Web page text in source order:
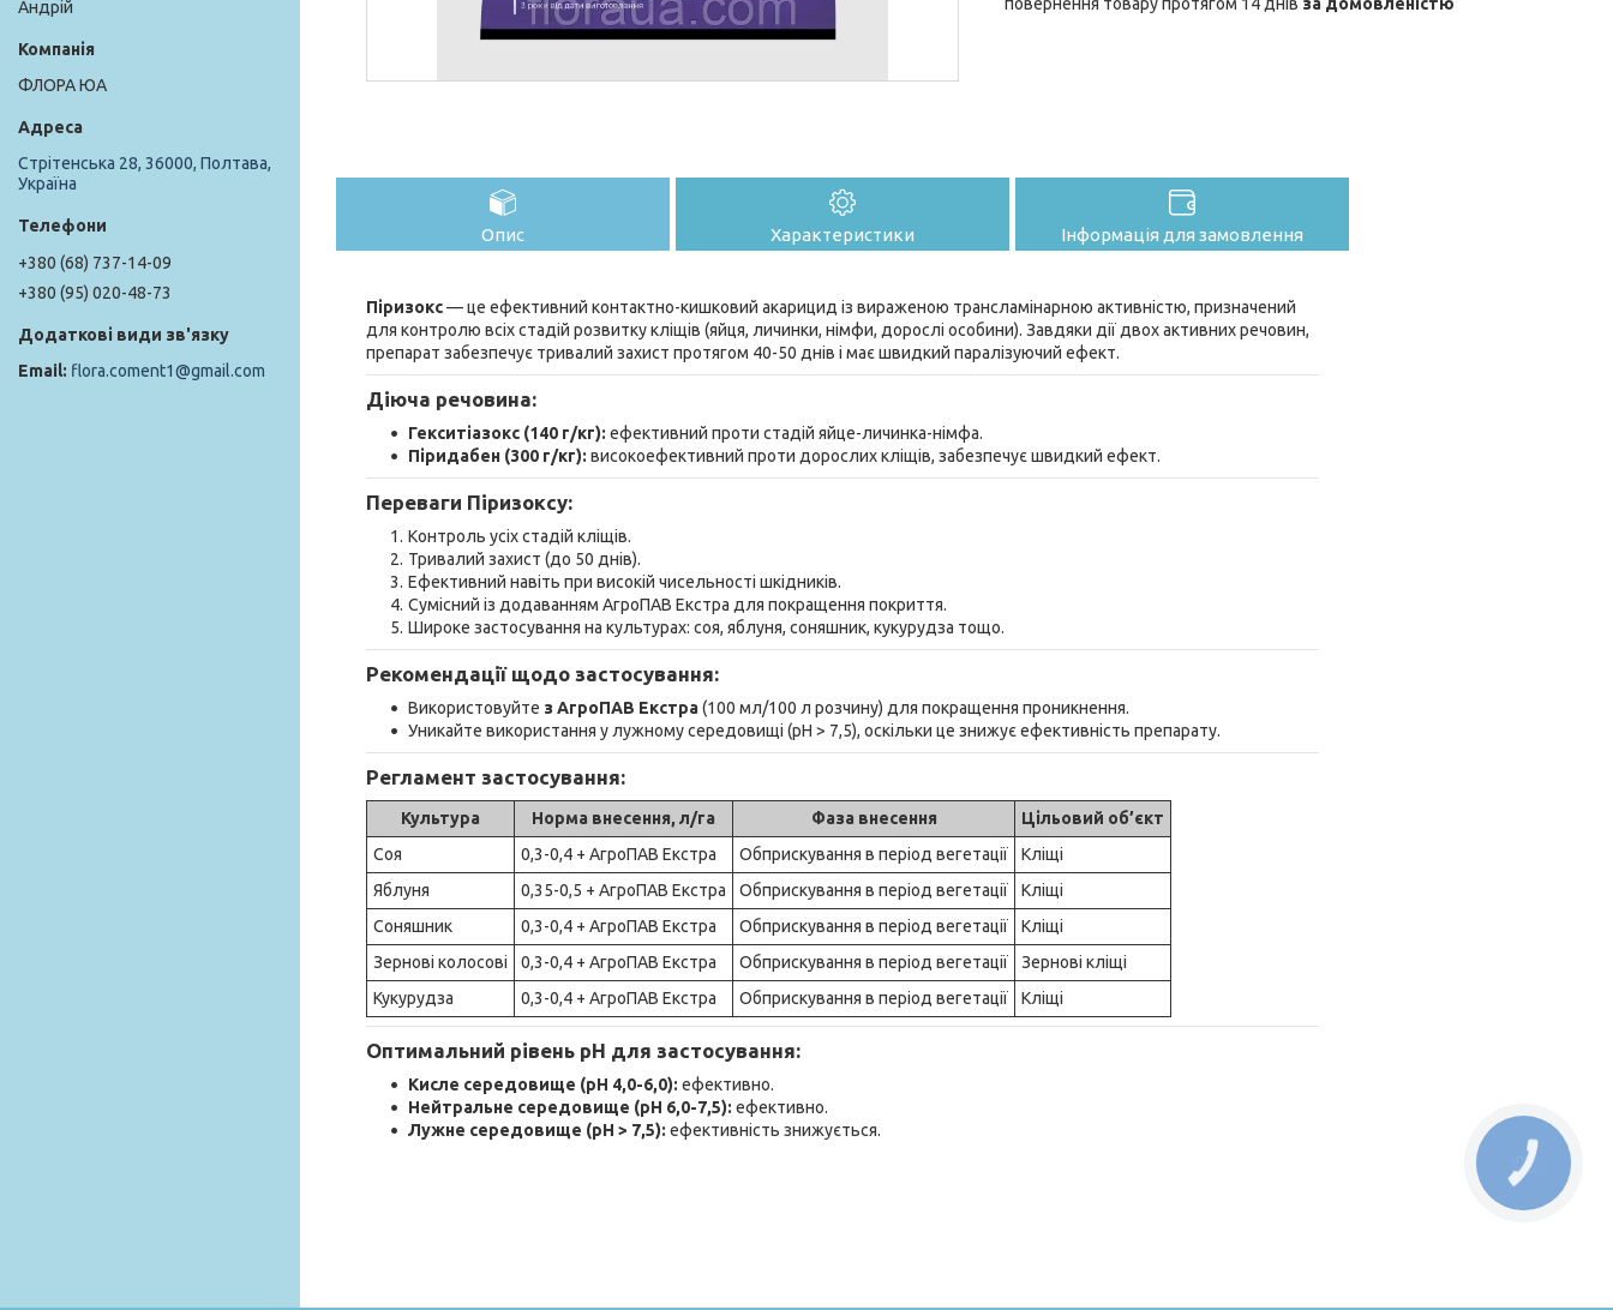
Опис Характеристики Інформація для замовлення
Піризокс— це ефективний контактно-кишковий акарицид із вираженою трансламінарною активністю, призначений
для контролю всіх стадій розвитку кліщів (яйця, личинки, німфи, дорослі особини). Завдяки дії двох активних речовин,
препарат забезпечує тривалий захист протягом 40-50 днів і має швидкий паралізуючий ефект.
Діюча речовина:
Гекситіазокс (140 г/кг): ефективний проти стадій яйце-личинка-німфа.
Піридабен (300 г/кг): високоефективний проти дорослих кліщів, забезпечує швидкий ефект.
Переваги Піризоксу:
Контроль усіх стадій кліщів.
Тривалий захист (до 50 днів).
Ефективний навіть при високій чисельності шкідників.
Сумісний із додаванням АгроПАВ Екстра для покращення покриття.
Широке застосування на культурах: соя, яблуня, соняшник, кукурудза тощо.
Рекомендації щодо застосування:
Використовуйте з АгроПАВ Екстра(100 мл/100 л розчину) для покращення проникнення.
Уникайте використання у лужному середовищі (pH > 7,5), оскільки це знижує ефективність препарату.
Регламент застосування:
Культура Норма внесення, л/га Фаза внесення
Цільовий об’єкт
Соя
0,3-0,4 + АгроПАВ Екстра Обприскування в період вегетації
Кліщі
Яблуня
0,35-0,5 + АгроПАВ Екстра Обприскування в період вегетації
Кліщі
Соняшник
0,3-0,4 + АгроПАВ Екстра Обприскування в період вегетації
Кліщі
Зернові колосові
0,3-0,4 + АгроПАВ Екстра Обприскування в період вегетації
Зернові кліщі
Кукурудза
0,3-0,4 + АгроПАВ Екстра Обприскування в період вегетації Кліщі
Оптимальний рівень pH для застосування:
Кисле середовище (pH 4,0-6,0): ефективно.
Нейтральне середовище (pH 6,0-7,5): ефективно.
Лужне середовище (pH > 7,5): ефективність знижується.
Андрій
ФЛОРА ЮА
Стрітенська 28, 36000, Полтава,
Україна
+380 (68) 737-14-09
+380 (95) 020-48-73
flora.coment1@gmail.com
КНОПКА
ЗВ'ЯЗКУ